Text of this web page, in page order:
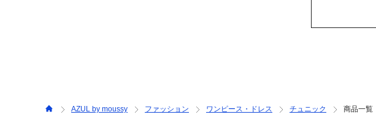
AZUL by moussy ファッション ワンピース・ドレス チュニック 商品一覧